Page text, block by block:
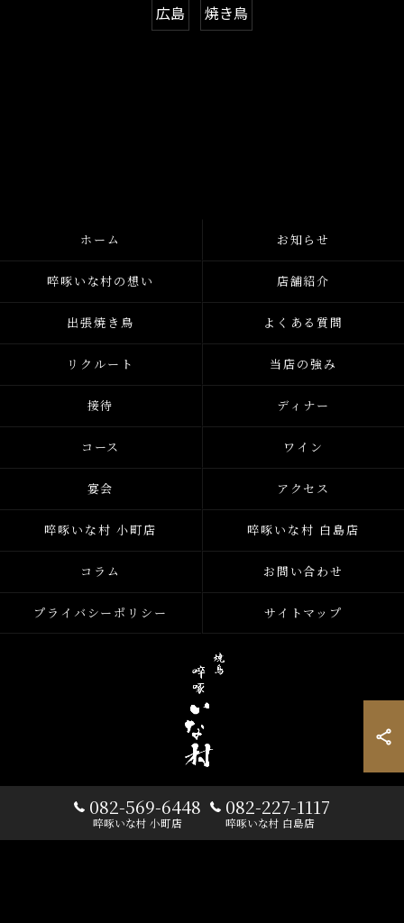
広島 焼き鳥
082-569-6448
啐啄いな村 小町店
082-227-1117
啐啄いな村 白島店
ホーム お知らせ
啐啄いな村の想い 店舗紹介
出張焼き鳥 よくある質問
リクルート 当店の強み
接待 ディナー
コース ワイン
宴会 アクセス
啐啄いな村 小町店 啐啄いな村 白島店
コラム お問い合わせ
プライバシーポリシー サイトマップ
© 2026 広島の焼き鳥なら啐啄 いな村 ALL RIGHTS RESERVED.